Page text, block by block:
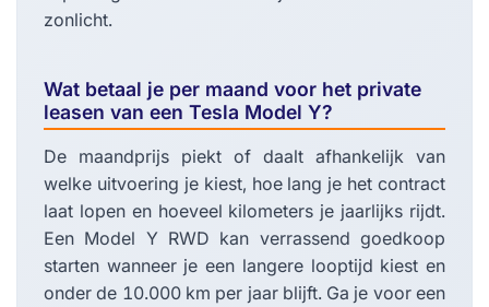
zonlicht.
Wat betaal je per maand voor het private
leasen van een Tesla Model Y?
De maandprijs piekt of daalt afhankelijk van
welke uitvoering je kiest, hoe lang je het contract
laat lopen en hoeveel kilometers je jaarlijks rijdt.
Een Model Y RWD kan verrassend goedkoop
starten wanneer je een langere looptijd kiest en
onder de 10.000 km per jaar blijft. Ga je voor een